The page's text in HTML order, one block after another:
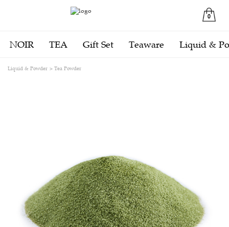
0
NOIR TEA Gift Set Teaware Liquid &
Liquid & Powder Tea Powder